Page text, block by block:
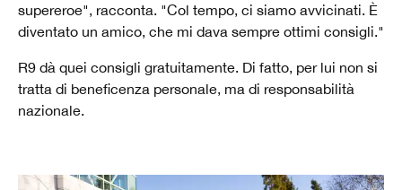
supereroe", racconta. "Col tempo, ci siamo avvicinati. È
diventato un amico, che mi dava sempre ottimi consigli."
R9 dà quei consigli gratuitamente. Di fatto, per lui non si
tratta di beneficenza personale, ma di responsabilità
nazionale.